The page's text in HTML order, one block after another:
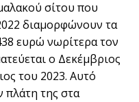
σίτου που
διαμορφώνουν τα
ευρώ νωρίτερα τον
ο Δεκέμβριος
του 2023. Αυτό
πλάτη της στα